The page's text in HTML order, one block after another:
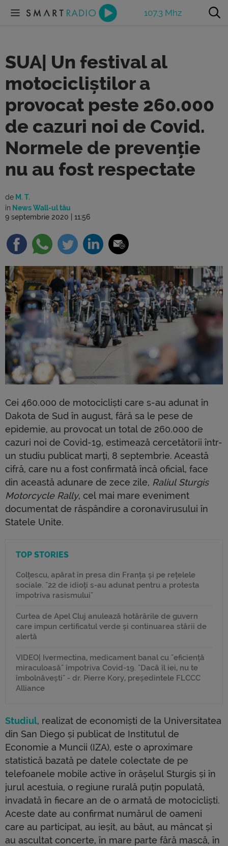
107.3 Mhz
SUA| Un festival al
motocicliștilor a
provocat peste 260.000
de cazuri noi de Covid.
Normele de prevenție
nu au fost respectate
de M. T.
în News Wall-ul tău
9 septembrie 2020 | 11:56
Cei 460.000 de motocicliști care s-au adunat în
Dakota de Sud în august, fără sa le pese de
epidemie, au provocat un total de 260.000 de
cazuri noi de Covid-19, estimează cercetătorii într-
un studiu publicat marți, 8 septembrie. Această
cifră, care nu a fost confirmată încă oficial, face
din această adunare de zece zile, Raliul Sturgis
Motorcycle Rally, cel mai mare eveniment
documentat de răspândire a coronavirusului în
Statele Unite.
TOP STORIES
Colțescu, apărat în presa din Franța și pe rețelele
sociale. "22 de idioți s-au adunat pentru a protesta
împotriva rasismului"
Curtea de Apel Cluj anulează hotărârile de guvern
care impun certificatul verde și continuarea stării de
alertă
VIDEO| Ivermectina, medicament banal cu "eficiență
miraculoasă" împotriva Covid-19. "Dacă îl iei, nu te
îmbolnăvești" - dr. Pierre Kory, președintele FLCCC
Alliance
Studiul, realizat de economiști de la Universitatea
din San Diego și publicat de Institutul de
Economie a Muncii (IZA), este o aproximare
statistică bazată pe datele colectate de pe
telefoanele mobile active în orășelul Sturgis și în
jurul acestuia, o regiune rurală puțin populată,
invadată în fiecare an de o armată de motocicliști.
Aceste date au confirmat numărul de oameni
care au participat, au ieșit, au băut, au mâncat și
au ascultat concerte, în mare parte fără mască, în